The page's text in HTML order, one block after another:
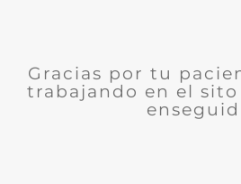
Gracias por tu
trabajando en el sito